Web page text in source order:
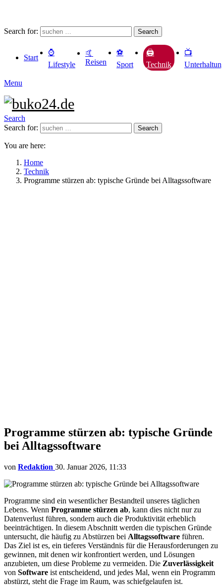
Search for: Search
Start
⌚️
Lifestyle
🤙
Reisen
⚽️
Sport
🖨️
Technik
📺
Menu
Search
Search for:
Search
You are here:
Home
Technik
Programme stürzen ab: typische Gründe bei Alltagssoftware
Programme stürzen ab: typische Gründe
bei Alltagssoftware
von Redaktion 30. Januar 2026, 11:33
Programme sind ein wesentlicher Bestandteil unseres täglichen
Lebens. Wenn Programme stürzen ab, kann dies nicht nur zu
Datenverlust führen, sondern auch die Produktivität erheblich
beeinträchtigen. In diesem Abschnitt werden die typischen Gründe
untersucht, die häufig zu Abstürzen bei Alltagssoftware führen.
Das Ziel ist es, ein tieferes Verständnis für die Herausforderungen zu
gewinnen, mit denen wir konfrontiert werden, und Lösungen
anzubieten, um diese Probleme zu vermeiden. Die Zuverlässigkeit
von Software ist entscheidend, und jedes Mal, wenn ein Programm
abstürzt, steht die Frage im Raum, was schiefgelaufen ist.